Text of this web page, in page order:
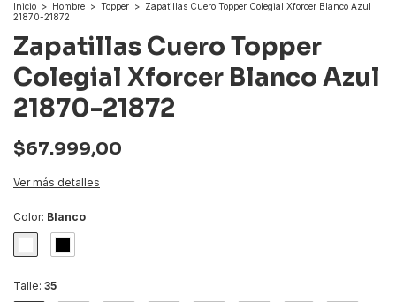
Inicio > Hombre > Topper > Zapatillas Cuero Topper Colegial Xforcer Blanco Azul
21870-21872
Zapatillas Cuero Topper
Colegial Xforcer Blanco Azul
21870-21872
$67.999,00
Ver más detalles
Color: Blanco
Talle: 35